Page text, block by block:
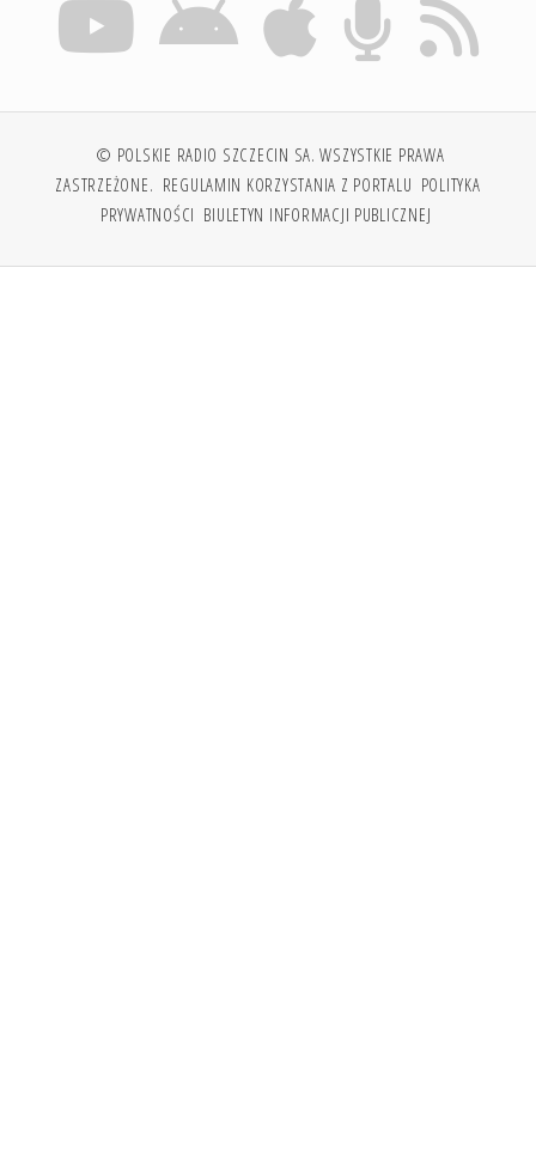
© POLSKIE RADIO SZCZECIN SA. WSZYSTKIE PRAWA
ZASTRZEŻONE. REGULAMIN KORZYSTANIA Z PORTALU POLITYKA
PRYWATNOŚCI BIULETYN INFORMACJI PUBLICZNEJ